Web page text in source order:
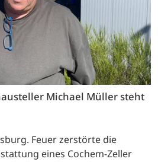
Michael Müller steht
Feuer zerstörte die
eines Cochem-Zeller